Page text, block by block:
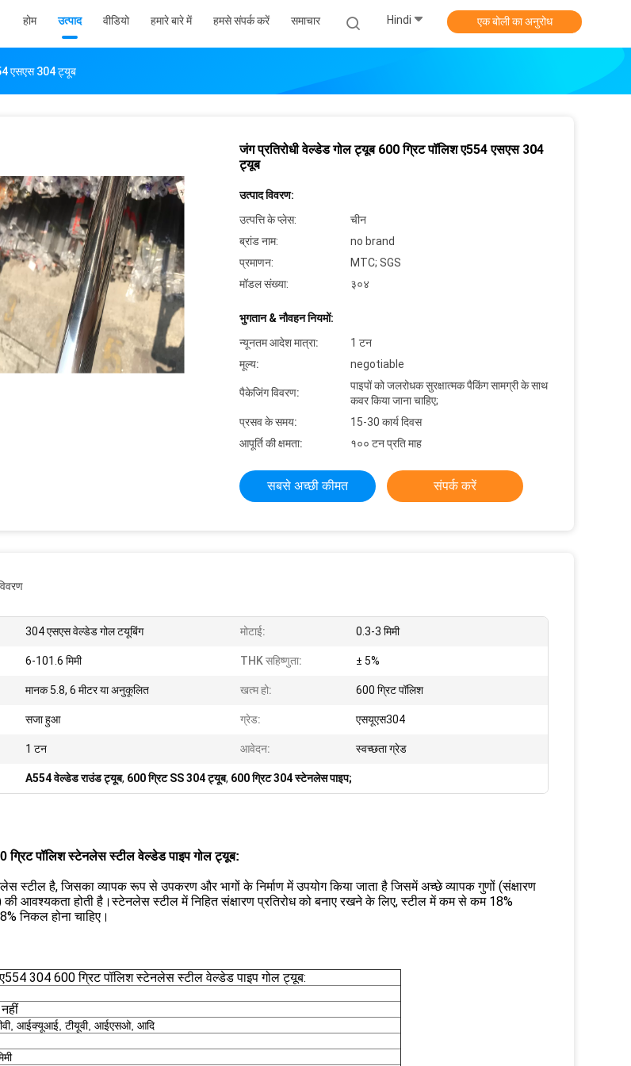
होम उत्पाद वीडियो हमारे बारे में हमसे संपर्क करें समाचार Hindi एक बोली का अनुरोध
एसएस 304 ट्यूब
जंग प्रतिरोधी वेल्डेड गोल ट्यूब 600 ग्रिट पॉलिश ए554 एसएस 304
ट्यूब
उत्पाद विवरण:
उत्पत्ति के प्लेस:
चीन
ब्रांड नाम:
no brand
प्रमाणन:
MTC; SGS
मॉडल संख्या:
३०४
भुगतान & नौवहन नियमों:
न्यूनतम आदेश मात्रा:
1 टन
मूल्य:
negotiable
पैकेजिंग विवरण:
पाइपों को जलरोधक सुरक्षात्मक पैकिंग सामग्री के साथ
कवर किया जाना चाहिए;
प्रसव के समय:
15-30 कार्य दिवस
आपूर्ति की क्षमता:
१०० टन प्रति माह
सबसे अच्छी कीमत संपर्क करें
304 एसएस वेल्डेड गोल टयूबिंग मोटाई: 0.3-3 मिमी
6-101.6 मिमी THK सहिष्णुता: ± 5%
मानक 5.8, 6 मीटर या अनुकूलित खत्म हो: 600 ग्रिट पॉलिश
सजा हुआ ग्रेड: एसयूएस304
1 टन आवेदन: स्वच्छता ग्रेड
A554 वेल्डेड राउंड ट्यूब, 600 ग्रिट SS 304 ट्यूब, 600 ग्रिट 304 स्टेनलेस पाइप;
ग्रिट पॉलिश स्टेनलेस स्टील वेल्डेड पाइप गोल ट्यूब:
स्टील है, जिसका व्यापक रूप से उपकरण और भागों के निर्माण में उपयोग किया जाता है जिसमें अच्छे व्यापक गुणों (संक्षारण
की आवश्यकता होती है।स्टेनलेस स्टील में निहित संक्षारण प्रतिरोध को बनाए रखने के लिए, स्टील में कम से कम 18%
निकल होना चाहिए।
304 600 ग्रिट पॉलिश स्टेनलेस स्टील वेल्डेड पाइप गोल ट्यूब:
आईक्यूआई, टीयूवी, आईएसओ, आदि